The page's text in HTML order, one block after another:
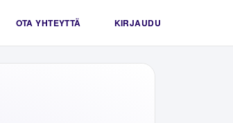
OTA YHTEYTTÄ KIRJAUDU